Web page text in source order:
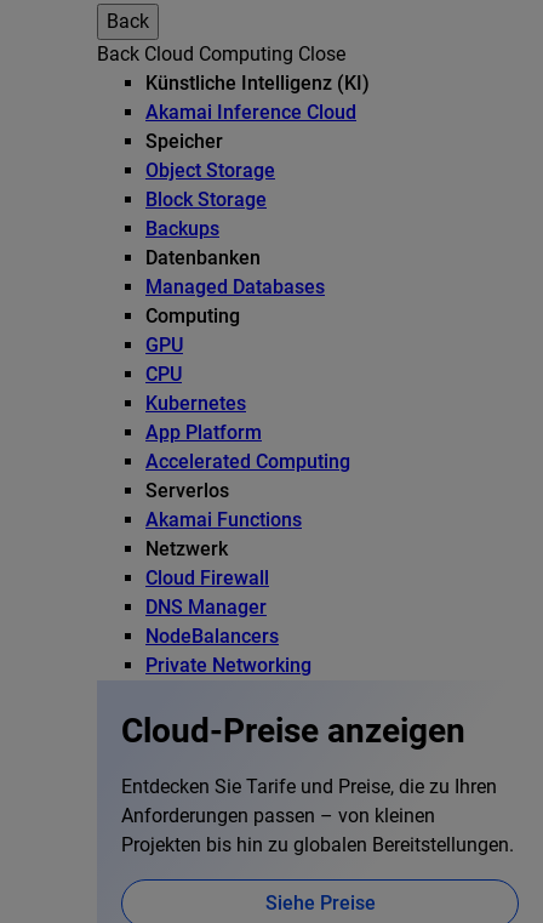
Back
Back Cloud Computing Close
Künstliche Intelligenz (KI)
Akamai Inference Cloud
Speicher
Object Storage
Block Storage
Backups
Datenbanken
Managed Databases
Computing
GPU
CPU
Kubernetes
App Platform
Accelerated Computing
Serverlos
Akamai Functions
Netzwerk
Cloud Firewall
DNS Manager
NodeBalancers
Private Networking
Cloud-Preise anzeigen
Entdecken Sie Tarife und Preise, die zu Ihren
Anforderungen passen – von kleinen
Projekten bis hin zu globalen Bereitstellungen.
Siehe Preise